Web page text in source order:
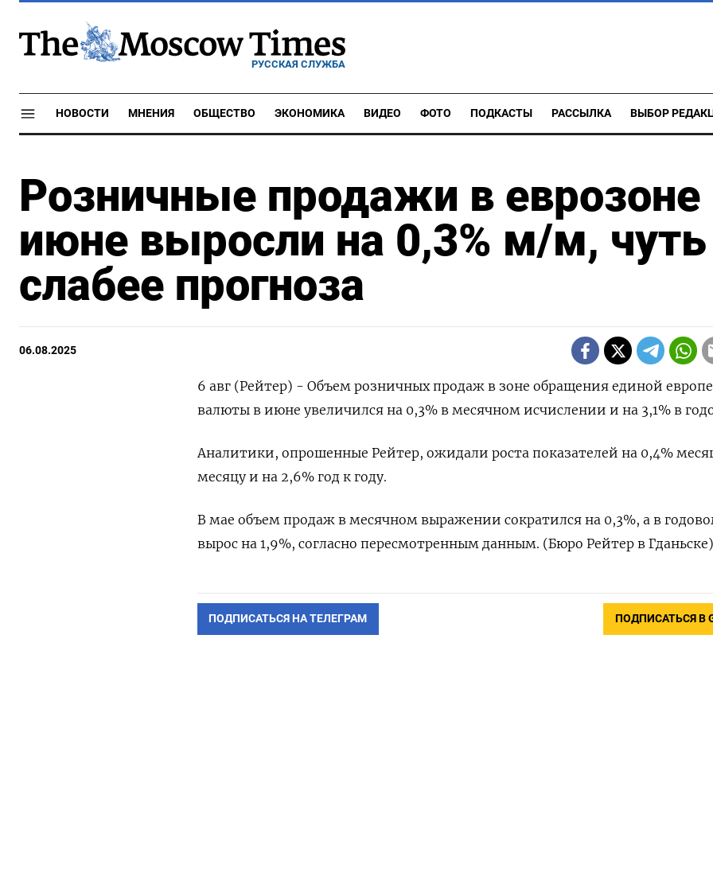
РУССКАЯ СЛУЖБА
НОВОСТИ МНЕНИЯ ОБЩЕСТВО ЭКОНОМИКА ВИДЕО ФОТО ПОДКАСТЫ РАССЫЛКА ВЫБОР
Розничные продажи в еврозоне
июне выросли на 0,3% м/м, чуть
слабее прогноза
06.08.2025
6 авг (Рейтер) - Объем розничных продаж в зоне обращения единой
валюты в июне увеличился на 0,3%​​​ в месячном исчислении и на 3,1% в
Аналитики, опрошенные Рейтер, ожидали роста показателей на 0,4%​​
месяцу и на 2,6% год к году.
В мае объем продаж в месячном выражении сократился на 0,3%, а в
вырос на 1,9%, согласно пересмотренным данным. (Бюро Рейтер в Гданьске)
ПОДПИСАТЬСЯ НА ТЕЛЕГРАМ ПОДПИСАТЬСЯ В